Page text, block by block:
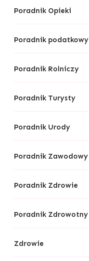
Poradnik Opieki
Poradnik podatkowy
Poradnik Rolniczy
Poradnik Turysty
Poradnik Urody
Poradnik Zawodowy
Poradnik Zdrowie
Poradnik Zdrowotny
Zdrowie